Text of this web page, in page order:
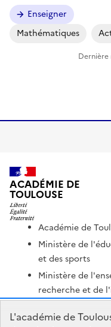
Enseigner
Mathématiques
ACADÉMIE DE
TOULOUSE
Académie de
Ministère de
et des sports
Ministère de
recherche et de
L'académie de